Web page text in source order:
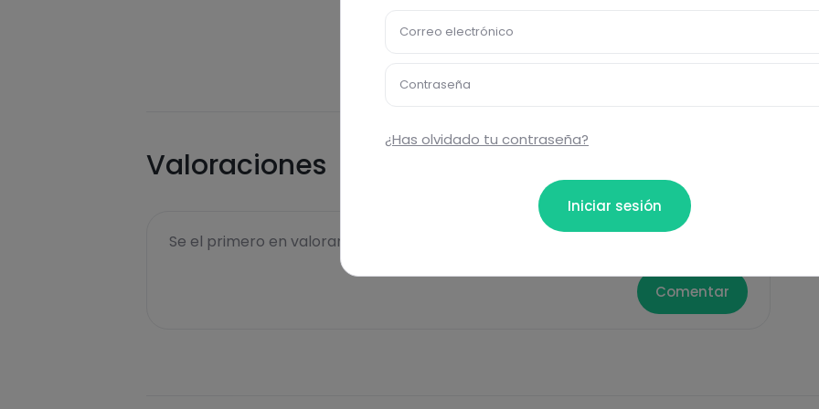
Valoraciones
Se el primero en valorar esta receta...
Comentar
Correo electrónico
Contraseña
¿Has olvidado tu contraseña?
Iniciar sesión